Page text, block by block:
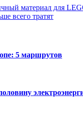
материал для
всего тратят
5 маршрутов